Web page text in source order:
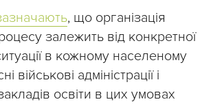
, що організація
залежить від конкретної
в кожному населеному
військові адміністрації і
освіти в цих умовах